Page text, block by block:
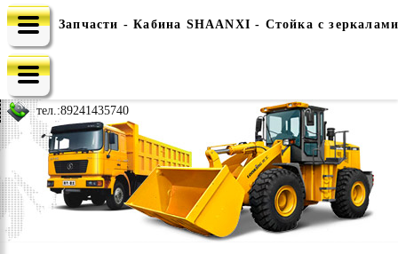
e-mail: china-spec@inbox.ru
тел.:89241435740
Запчасти - Кабина SHAANXI - Стойка с